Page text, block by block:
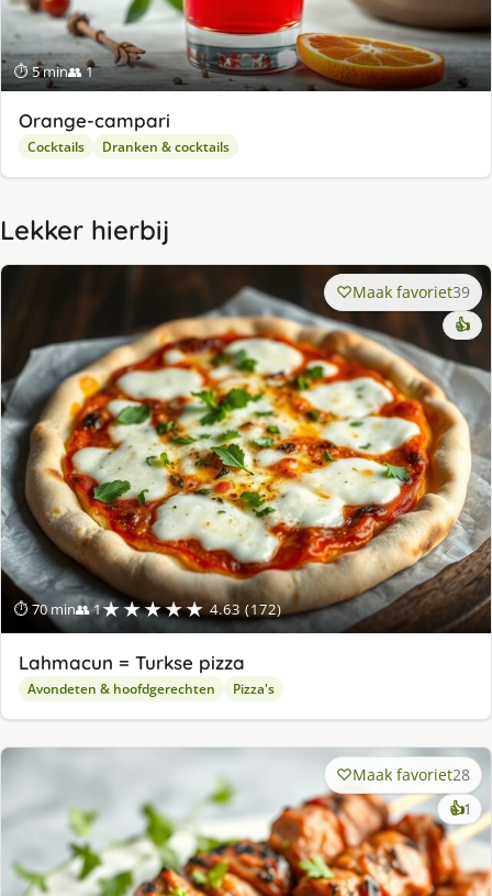
⏱ 5 min👥 1
Orange-campari
Cocktails Dranken & cocktails
Lekker hierbij
⏱ 70 min👥 1★★★★★ 4.63 (172)
Maak favoriet39
👍
Lahmacun = Turkse pizza
Avondeten & hoofdgerechten Pizza's
Maak favoriet28
👍1